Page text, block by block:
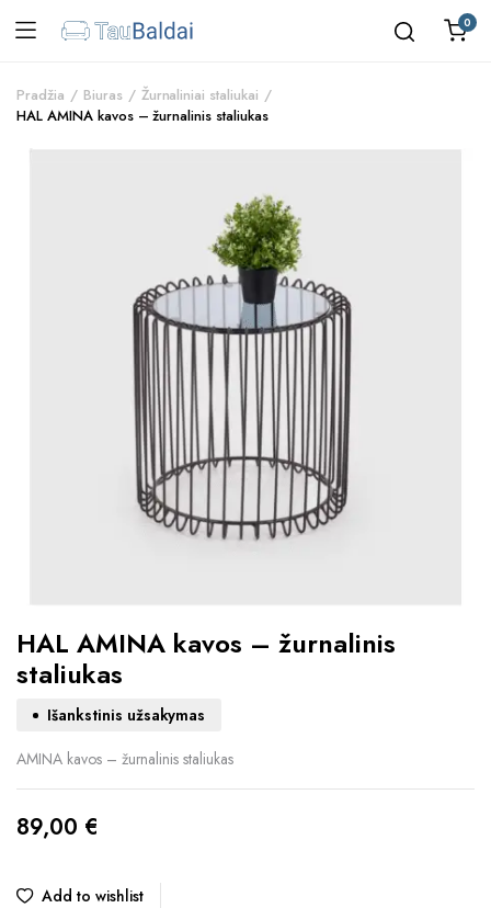
0
Pradžia Biuras
Žurnaliniai staliukai
HAL AMINA kavos – žurnalinis staliukas
HAL AMINA kavos – žurnalinis
staliukas
Išankstinis užsakymas
AMINA kavos – žurnalinis staliukas
89,00 €
Add to wishlist